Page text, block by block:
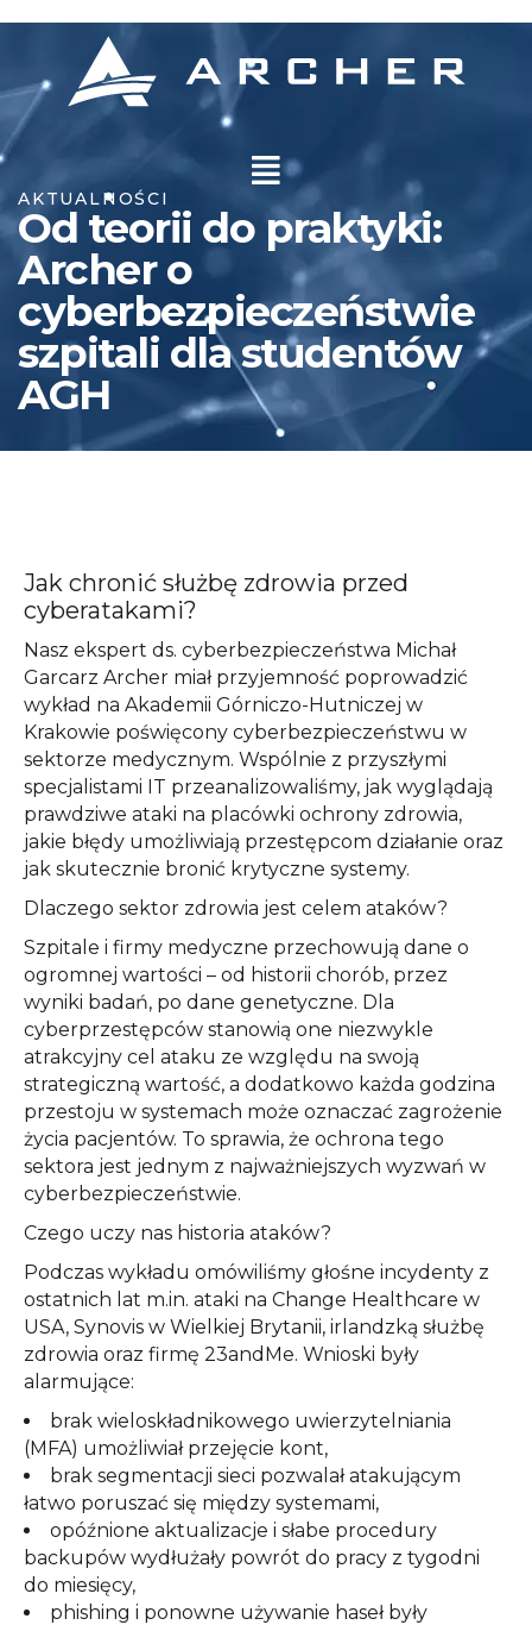
AKTUALNOŚCI
Od teorii do praktyki:
Archer o
cyberbezpieczeństwie
szpitali dla studentów
AGH
Jak chronić służbę zdrowia przed
cyberatakami?
Nasz ekspert ds. cyberbezpieczeństwa Michał
Garcarz Archer miał przyjemność poprowadzić
wykład na Akademii Górniczo-Hutniczej w
Krakowie poświęcony cyberbezpieczeństwu w
sektorze medycznym. Wspólnie z przyszłymi
specjalistami IT przeanalizowaliśmy, jak wyglądają
prawdziwe ataki na placówki ochrony zdrowia,
jakie błędy umożliwiają przestępcom działanie oraz
jak skutecznie bronić krytyczne systemy.
Dlaczego sektor zdrowia jest celem ataków?
Szpitale i firmy medyczne przechowują dane o
ogromnej wartości – od historii chorób, przez
wyniki badań, po dane genetyczne. Dla
cyberprzestępców stanowią one niezwykle
atrakcyjny cel ataku ze względu na swoją
strategiczną wartość, a dodatkowo każda godzina
przestoju w systemach może oznaczać zagrożenie
życia pacjentów. To sprawia, że ochrona tego
sektora jest jednym z najważniejszych wyzwań w
cyberbezpieczeństwie.
Czego uczy nas historia ataków?
Podczas wykładu omówiliśmy głośne incydenty z
ostatnich lat m.in. ataki na Change Healthcare w
USA, Synovis w Wielkiej Brytanii, irlandzką służbę
zdrowia oraz firmę 23andMe. Wnioski były
alarmujące:
brak wieloskładnikowego uwierzytelniania
(MFA) umożliwiał przejęcie kont,
brak segmentacji sieci pozwalał atakującym
łatwo poruszać się między systemami,
opóźnione aktualizacje i słabe procedury
backupów wydłużały powrót do pracy z tygodni
do miesięcy,
phishing i ponowne używanie haseł były